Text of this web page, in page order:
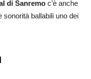
di Sanremo c’è anche
sonorità ballabili uno dei